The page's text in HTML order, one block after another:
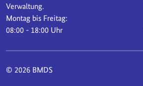
Verwaltung.
Montag bis Freitag:
08:00 - 18:00 Uhr
© 2026 BMDS